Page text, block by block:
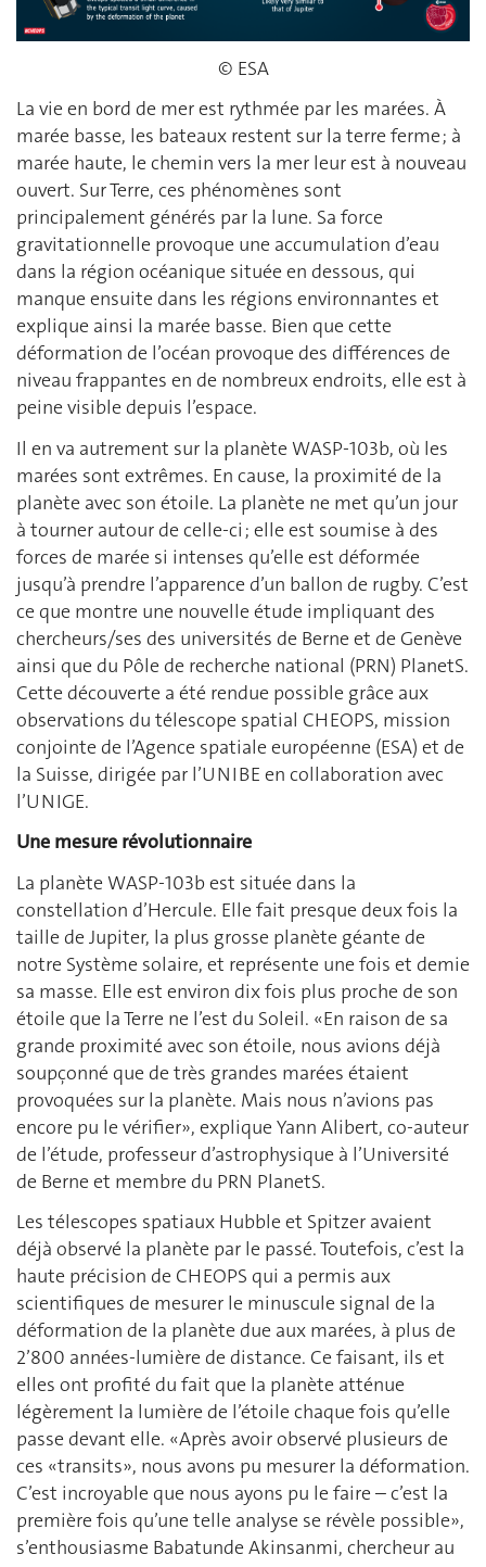
© ESA
La vie en bord de mer est rythmée par les marées. À
marée basse, les bateaux restent sur la terre ferme ; à
marée haute, le chemin vers la mer leur est à nouveau
ouvert. Sur Terre, ces phénomènes sont
principalement générés par la lune. Sa force
gravitationnelle provoque une accumulation d’eau
dans la région océanique située en dessous, qui
manque ensuite dans les régions environnantes et
explique ainsi la marée basse. Bien que cette
déformation de l’océan provoque des différences de
niveau frappantes en de nombreux endroits, elle est à
peine visible depuis l’espace.
Il en va autrement sur la planète WASP-103b, où les
marées sont extrêmes. En cause, la proximité de la
planète avec son étoile. La planète ne met qu’un jour
à tourner autour de celle-ci ; elle est soumise à des
forces de marée si intenses qu’elle est déformée
jusqu’à prendre l’apparence d’un ballon de rugby. C’est
ce que montre une nouvelle étude impliquant des
chercheurs/ses des universités de Berne et de Genève
ainsi que du Pôle de recherche national (PRN) PlanetS.
Cette découverte a été rendue possible grâce aux
observations du télescope spatial CHEOPS, mission
conjointe de l’Agence spatiale européenne (ESA) et de
la Suisse, dirigée par l’UNIBE en collaboration avec
l’UNIGE.
Une mesure révolutionnaire
La planète WASP-103b est située dans la
constellation d’Hercule. Elle fait presque deux fois la
taille de Jupiter, la plus grosse planète géante de
notre Système solaire, et représente une fois et demie
sa masse. Elle est environ dix fois plus proche de son
étoile que la Terre ne l’est du Soleil. «En raison de sa
grande proximité avec son étoile, nous avions déjà
soupçonné que de très grandes marées étaient
provoquées sur la planète. Mais nous n’avions pas
encore pu le vérifier», explique Yann Alibert, co-auteur
de l’étude, professeur d’astrophysique à l’Université
de Berne et membre du PRN PlanetS.
Les télescopes spatiaux Hubble et Spitzer avaient
déjà observé la planète par le passé. Toutefois, c’est la
haute précision de CHEOPS qui a permis aux
scientifiques de mesurer le minuscule signal de la
déformation de la planète due aux marées, à plus de
2’800 années-lumière de distance. Ce faisant, ils et
elles ont profité du fait que la planète atténue
légèrement la lumière de l’étoile chaque fois qu’elle
passe devant elle. «Après avoir observé plusieurs de
ces «transits», nous avons pu mesurer la déformation.
C’est incroyable que nous ayons pu le faire – c’est la
première fois qu’une telle analyse se révèle possible»,
s’enthousiasme Babatunde Akinsanmi, chercheur au